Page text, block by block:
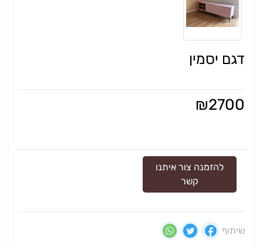
דגם יסמין
₪2700
להזמנה צור איתנו
קשר
שיתוף